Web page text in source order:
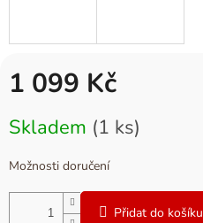
1 099 Kč
cena:
Skladem (1 ks)
Možnosti doručení
Přidat do košíku